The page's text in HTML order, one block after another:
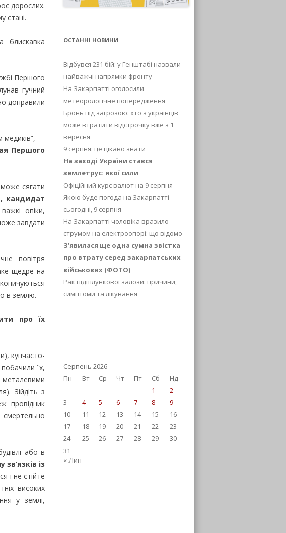
дорослих.
стані.
блискавка
Першого
гучний
доправили
медиків”, —
Першого
сягати
кандидат
опіки,
завдати
повітря
щедре на
в землю.
про їх
купчасто-
їх,
металевими
Зійдіть з
провідник
або в
із
і не стійте
високих
у землі,
ОСТАННІ НОВИНИ
Відбувся 231 бій: у Генштабі назвали
найважчі напрямки фронту
На Закарпатті оголосили
метеорологічне попередження
Бронь під загрозою: хто з українців
може втратити відстрочку вже з 1
вересня
9 серпня: це цікаво знати
На заході України стався
землетрус: якої сили
Офіційний курс валют на 9 серпня
Якою буде погода на Закарпатті
сьогодні, 9 серпня
На Закарпатті чоловіка вразило
струмом на електроопорі: що відомо
З’явилася ще одна сумна звістка
про втрату серед закарпатських
військових (ФОТО)
Рак підшлункової залози: причини,
симптоми та лікування
Серпень 2026
Пн
Вт Ср Чт Пт Сб
Нд
1
2
3
4 5 6 7 8
9
10
11 12 13 14 15
16
17
18 19 20 21 22
23
24
25 26 27 28 29
30
31
« Лип